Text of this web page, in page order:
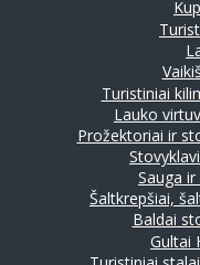
Turistiniai
Lauko
Prožektoriai ir
Sauga
Šaltkrepšiai,
Baldai
Gultai